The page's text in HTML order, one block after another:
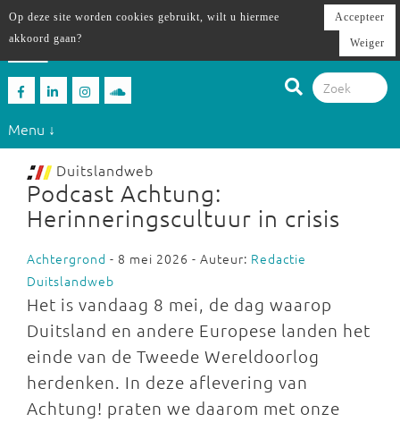
Menu ↓
Duitslandweb
Podcast Achtung:
Herinneringscultuur in crisis
Achtergrond - 8 mei 2026 - Auteur: Redactie
Duitslandweb
Het is vandaag 8 mei, de dag waarop
Duitsland en andere Europese landen het
einde van de Tweede Wereldoorlog
herdenken. In deze aflevering van
Achtung! praten we daarom met onze
Op deze site worden cookies gebruikt, wilt u hiermee
akkoord gaan?
Accepteer
Weiger